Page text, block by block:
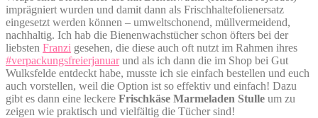
imprägniert wurden und damit dann als Frischhaltefolienersatz
eingesetzt werden können – umweltschonend, müllvermeidend,
nachhaltig. Ich hab die Bienenwachstücher schon öfters bei der
liebsten Franzi gesehen, die diese auch oft nutzt im Rahmen ihres
#verpackungsfreierjanuarund als ich dann die im Shop bei Gut
Wulksfelde entdeckt habe, musste ich sie einfach bestellen und euch
auch vorstellen, weil die Option ist so effektiv und einfach! Dazu
gibt es dann eine leckere Frischkäse Marmeladen Stulle um zu
zeigen wie praktisch und vielfältig die Tücher sind!